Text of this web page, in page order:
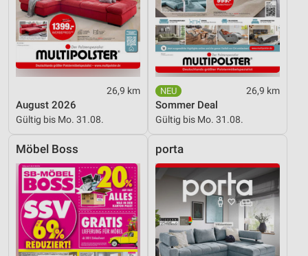
26,9 km
August 2026
Gültig bis Mo. 31.08.
26,9 km
Sommer Deal
Gültig bis Mo. 31.08.
Möbel Boss porta